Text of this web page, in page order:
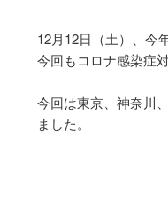
12月12日（土）、今
今回もコロナ感染症
今回は東京、神奈川
ました。